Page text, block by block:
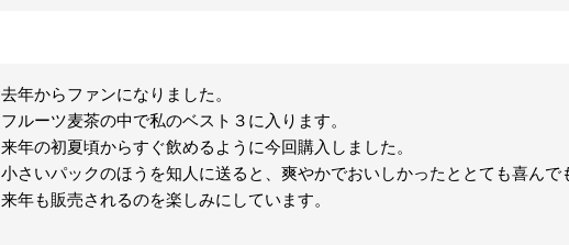
去年からファンになりました。
フルーツ麦茶の中で私のベスト３に入ります。
来年の初夏頃からすぐ飲めるように今回購入しました。
小さいパックのほうを知人に送ると、爽やかでおいしかったととても喜んで
来年も販売されるのを楽しみにしています。